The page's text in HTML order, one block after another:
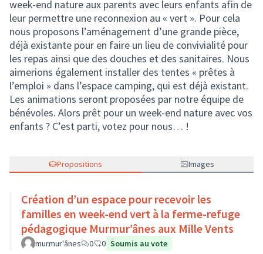
week-end nature aux parents avec leurs enfants afin de
leur permettre une reconnexion au « vert ». Pour cela
nous proposons l’aménagement d’une grande pièce,
déjà existante pour en faire un lieu de convivialité pour
les repas ainsi que des douches et des sanitaires. Nous
aimerions également installer des tentes « prêtes à
l’emploi » dans l’espace camping, qui est déjà existant.
Les animations seront proposées par notre équipe de
bénévoles. Alors prêt pour un week-end nature avec vos
enfants ? C’est parti, votez pour nous… !
Propositions Images
Création d’un espace pour recevoir les
familles en week-end vert à la ferme-refuge
pédagogique Murmur’ânes aux Mille Vents
murmur'ânes 0 0 Soumis au vote